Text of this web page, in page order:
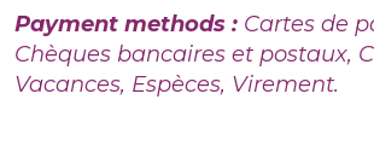
Payment methods : Cartes de
Chèques bancaires et postaux,
Vacances, Espèces, Virement.